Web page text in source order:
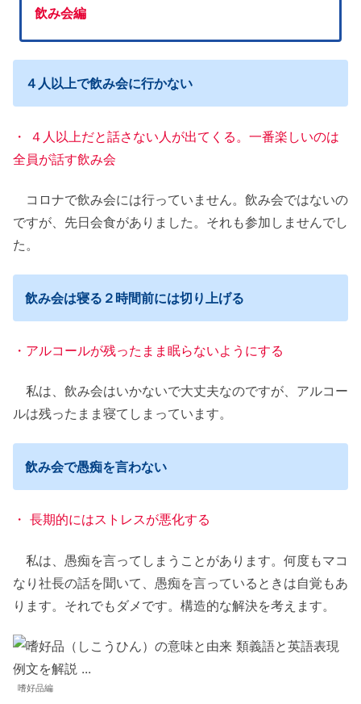
飲み会編
４人以上で飲み会に行かない
・ ４人以上だと話さない人が出てくる。一番楽しいのは
全員が話す飲み会
コロナで飲み会には行っていません。飲み会ではないの
ですが、先日会食がありました。それも参加しませんでし
た。
飲み会は寝る２時間前には切り上げる
・アルコールが残ったまま眠らないようにする
私は、飲み会はいかないで大丈夫なのですが、アルコー
ルは残ったまま寝てしまっています。
飲み会で愚痴を言わない
・ 長期的にはストレスが悪化する
私は、愚痴を言ってしまうことがあります。何度もマコ
なり社長の話を聞いて、愚痴を言っているときは自覚もあ
ります。それでもダメです。構造的な解決を考えます。
嗜好品編